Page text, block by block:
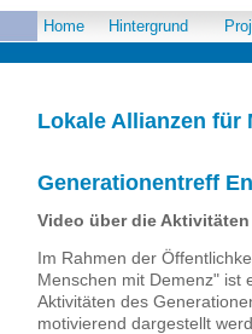
Lokale Allianzen für
Generationentreff
Video über die
Im Rahmen der
Menschen mit Demenz" ist
Aktivitäten des
motivierend dargestellt
Home Hintergrund